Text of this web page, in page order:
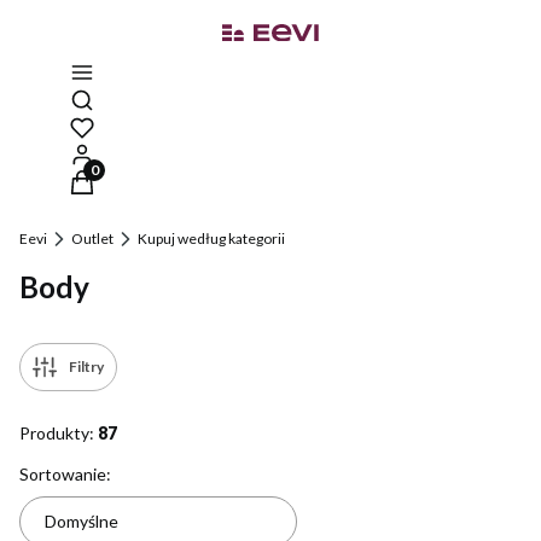
Otwórz wyszukiwarkę
Produkty w koszyku: 0. Zobacz szczegóły
Eevi Outlet Kupuj według kategorii
Body
Filtry
Produkty: 87
Lista produktów
Sortowanie:
Domyślne